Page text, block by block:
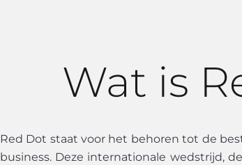
Wat is
Red Dot staat voor het behoren tot de
business. Deze internationale wedstrijd,